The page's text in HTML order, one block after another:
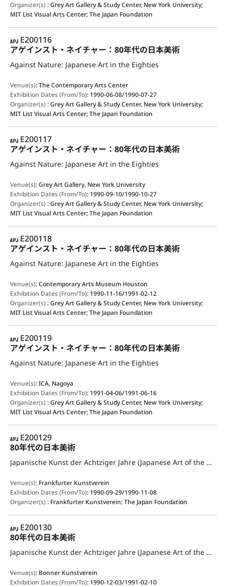
Organizer(s):Grey Art Gallery & Study Center, New York University;
MIT List Visual Arts Center; The Japan Foundation
APJ
E200116
アゲインスト・ネイチャー：80年代の日本美術
Against Nature: Japanese Art in the Eighties
Venue(s):The Contemporary Arts Center
Exhibition Dates (From/To): 1990-06-08/1990-07-27
Organizer(s):Grey Art Gallery & Study Center, New York University;
MIT List Visual Arts Center; The Japan Foundation
APJ
E200117
アゲインスト・ネイチャー：80年代の日本美術
Against Nature: Japanese Art in the Eighties
Venue(s):Grey Art Gallery, New York University
Exhibition Dates (From/To): 1990-09-10/1990-10-27
Organizer(s):Grey Art Gallery & Study Center, New York University;
MIT List Visual Arts Center; The Japan Foundation
APJ
E200118
アゲインスト・ネイチャー：80年代の日本美術
Against Nature: Japanese Art in the Eighties
Venue(s):Contemporary Arts Museum Houston
Exhibition Dates (From/To): 1990-11-16/1991-02-12
Organizer(s):Grey Art Gallery & Study Center, New York University;
MIT List Visual Arts Center; The Japan Foundation
APJ
E200119
アゲインスト・ネイチャー：80年代の日本美術
Against Nature: Japanese Art in the Eighties
Venue(s):ICA, Nagoya
Exhibition Dates (From/To): 1991-04-06/1991-06-16
Organizer(s):Grey Art Gallery & Study Center, New York University;
MIT List Visual Arts Center; The Japan Foundation
APJ
E200129
80年代の日本美術
Japanische Kunst der Achtziger Jahre (Japanese Art of the Eighties)
Venue(s): Frankfurter Kunstverein
Exhibition Dates (From/To): 1990-09-29/1990-11-08
Organizer(s): Frankfurter Kunstverein; The Japan Foundation
APJ
E200130
80年代の日本美術
Japanische Kunst der Achtziger Jahre (Japanese Art of the Eighties)
Venue(s): Bonner Kunstverein
Exhibition Dates (From/To): 1990-12-03/1991-02-10